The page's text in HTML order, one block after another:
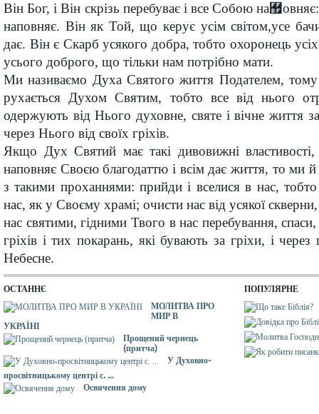
Він Бог, і Він скрізь перебуває і все Собою на﾿
наповняє. Він як Той, що керує усім світом,усе
дає. Він є Скарб усякого добра, тобто охоронець
усього доброго, що тільки нам потрібно мати.
Ми називаємо Духа Святого життя Подателем, тому
рухається Духом Святим, тобто все від нього
одержують від Нього духовне, святе і вічне життя
через Нього від своїх гріхів.
Якщо Дух Святий має такі дивовижні властивості,
наповняє Своєю благодаттю і всім дає життя, то ми
з такими проханнями: прийди і вселися в нас,
нас, як у Своєму храмі; очисти нас від усякої
нас святими, гідними Твого в нас перебування,
гріхів і тих покарань, які бувають за гріхи, і
Небесне.
ОСТАННЄ
МОЛИТВА ПРО
МИР В
УКРАЇНІ
Прощений чернець
(притча)
У Духовно-
просвітницькому центрі с. ...
Освячення дому
ПОПУЛЯРНЕ